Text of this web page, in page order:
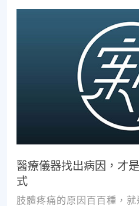
醫療儀器找出病因，才
式
肢體疼痛的原因百百種，